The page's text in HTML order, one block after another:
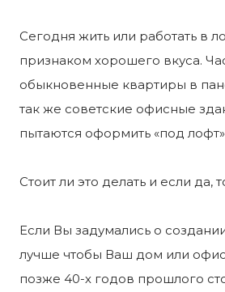
Сегодня жить или работать в
признаком хорошего вкуса.
обыкновенные квартиры в
так же советские офисные
пытаются оформить «под
Стоит ли это делать и если да,
Если Вы задумались о
лучше чтобы Ваш дом или
позже 40-х годов прошлого